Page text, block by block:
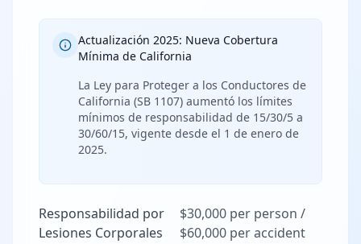
Actualización 2025: Nueva Cobertura
Mínima de California
La Ley para Proteger a los Conductores de
California (SB 1107) aumentó los límites
mínimos de responsabilidad de 15/30/5 a
30/60/15, vigente desde el 1 de enero de
2025.
Responsabilidad por
Lesiones Corporales
$30,000 per person /
$60,000 per accident